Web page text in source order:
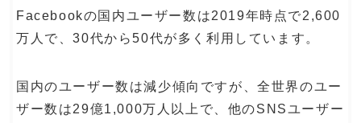
Facebookの国内ユーザー数は2019年時点で2,600
万人で、30代から50代が多く利用しています。
国内のユーザー数は減少傾向ですが、全世界のユー
ザー数は29億1,000万人以上で、他のSNSユーザー